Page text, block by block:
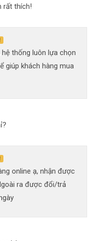
rất thích!
thống luôn lựa chọn
giúp khách hàng mua
online ạ, nhận được
ra được đổi/trả